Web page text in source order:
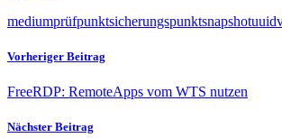
mediumprüfpunktsicherungspunktsnapshotuuid
Vorheriger Beitrag
FreeRDP: RemoteApps vom WTS nutzen
Nächster Beitrag